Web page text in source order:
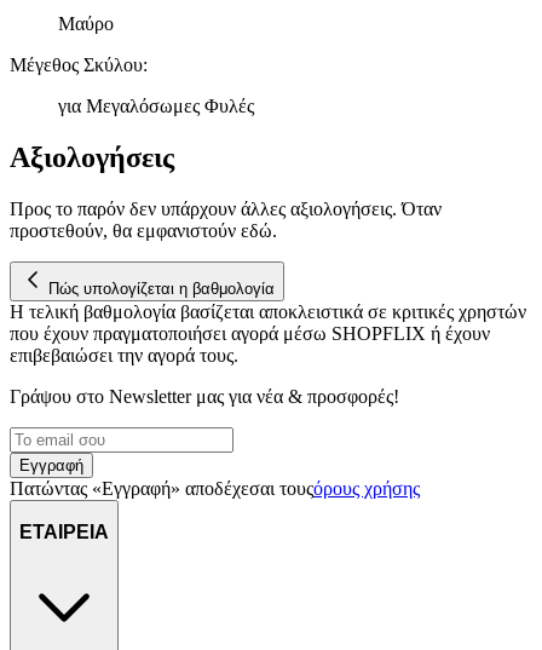
αναλύουμε την κυκλοφορία μας. Εμείς και οι 1022 συνεργάτες
μας επεξεργαζόμαστε προσωπικά σας δεδομένα, π.χ. τη
για να αποθηκεύουμε και να έχουμε πρόσβαση σε πληροφορίες
διαφημίσεων και περιεχομένου, τις μετρήσεις σχετικά με
μας και την ανάπτυξη προϊόντων. Επίσης, κοινοποιούμε
πληροφορίες σχετικά με την από μέρους σας χρήση της
δικτύωσης, διαφημίσεων και ανάλυσης.
Μαύρο
Μέγεθος Σκύλου:
για Μεγαλόσωμες Φυλές
Αξιολογήσεις
Προς το παρόν δεν υπάρχουν άλλες αξιολογήσεις. Όταν
προστεθούν, θα εμφανιστούν εδώ.
Πώς υπολογίζεται η βαθμολογία
Η τελική βαθμολογία βασίζεται αποκλειστικά σε κριτικές χρηστών
που έχουν πραγματοποιήσει αγορά μέσω SHOPFLIX ή έχουν
επιβεβαιώσει την αγορά τους.
Γράψου στο Νewsletter μας για νέα & προσφορές!
Εγγραφή
Πατώντας «Εγγραφή» αποδέχεσαι τουςόρους χρήσης
ΕΤΑΙΡΕΙΑ